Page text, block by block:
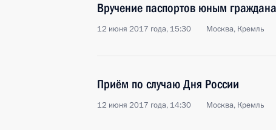
Вручение паспортов юным
12 июня 2017 года, 15:30 Москва, Кремль
Приём по случаю Дня России
12 июня 2017 года, 14:30 Москва, Кремль